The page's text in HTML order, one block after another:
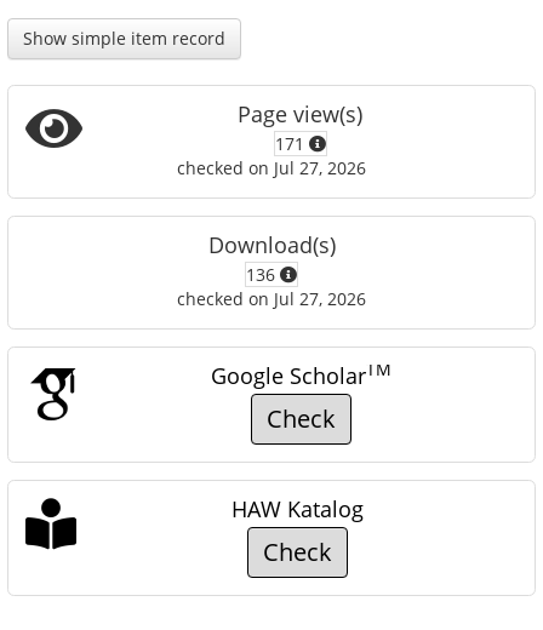
Show simple item record
Page view(s)
171
checked on Jul 27, 2026
Download(s)
136
checked on Jul 27, 2026
Google ScholarTM
Check
HAW Katalog
Check